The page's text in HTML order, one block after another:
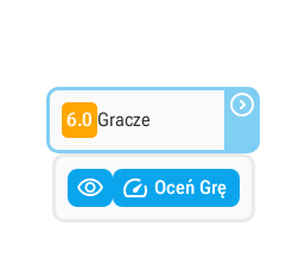
6.0 Gracze 
  Oceń Grę